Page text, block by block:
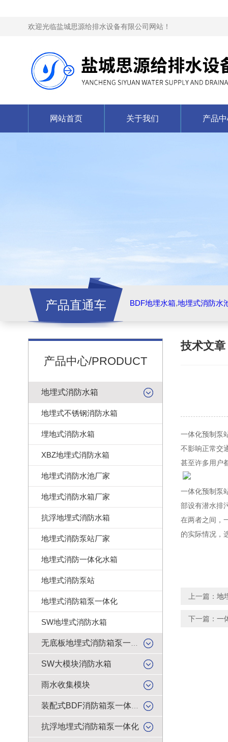
欢迎光临盐城思源给排水设备有限公司网站！
网站首页 关于我们 产品
产品直通车 BDF地埋水箱,地埋式消防水
产品中心/PRODUCT
地埋式消防水箱
地埋式不锈钢消防水箱
埋地式消防水箱
XBZ地埋式消防水箱
地埋式消防水池厂家
地埋式消防水箱厂家
抗浮地埋式消防水箱
地埋式消防泵站厂家
地埋式消防一体化水箱
地埋式消防泵站
地埋式消防箱泵一体化
SW地埋式消防水箱
SW大模块消防水箱
雨水收集模块
抗浮地埋式消防箱泵一体化
技术文章
一体化预制泵
不影响正常交
甚至许多用户
一体化预制泵
部设有潜水排
在两者之间，
的实际情况，
上一篇： 地
下一篇： 一